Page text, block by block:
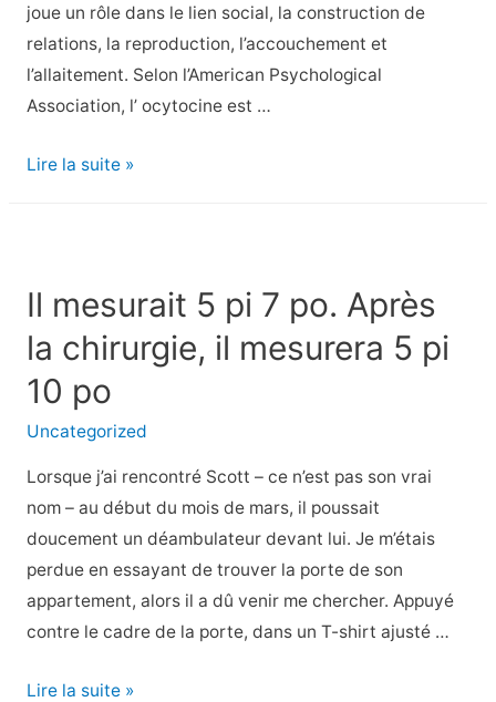
joue un rôle dans le lien social, la construction de
relations, la reproduction, l’accouchement et
l’allaitement. Selon l’American Psychological
Association, l’ ocytocine est …
Oxytocine
Avantages,
comment
augmenter
niveaux
Lire la suite »
Il mesurait 5 pi 7 po. Après
la chirurgie, il mesurera 5 pi
10 po
Uncategorized
Lorsque j’ai rencontré Scott – ce n’est pas son vrai
nom – au début du mois de mars, il poussait
doucement un déambulateur devant lui. Je m’étais
perdue en essayant de trouver la porte de son
appartement, alors il a dû venir me chercher. Appuyé
contre le cadre de la porte, dans un T-shirt ajusté …
IlLire la suite »